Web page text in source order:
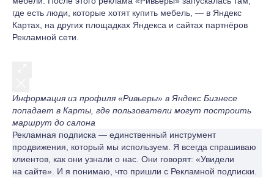
где есть люди, которые хотят купить мебель, — в Яндекс
Картах, на других площадках Яндекса и сайтах партнёров
Рекламной сети.
Информация из профиля «Ривьеры» в Яндекс Бизнесе
попадает в Карты, где пользователи могут построить
маршрут до салона
Рекламная подписка — единственный инструмент
продвижения, который мы используем. Я всегда спрашиваю
клиентов, как они узнали о нас. Они говорят: «Увидели
на сайте». И я понимаю, что пришли с Рекламной подписки.